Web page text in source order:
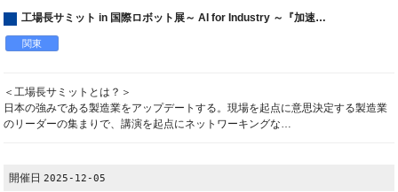
工場長サミット in 国際ロボット展～ AI for Industry ～『加速…
関東
＜工場長サミットとは？＞
日本の強みである製造業をアップデートする。現場を起点に意思決定する製造業
のリーダーの集まりで、講演を起点にネットワーキングな…
開催日 2025-12-05